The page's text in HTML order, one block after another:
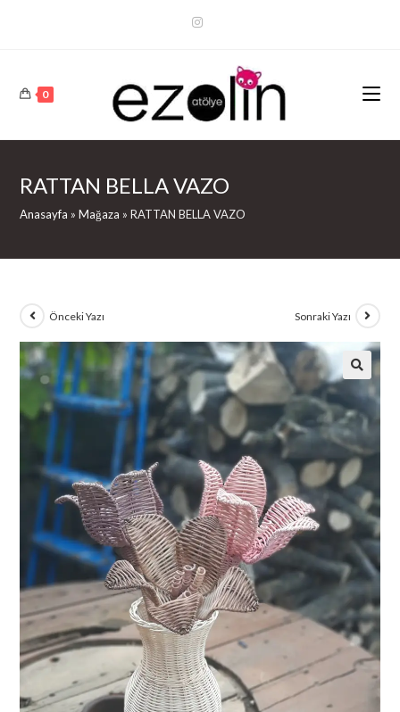
0
RATTAN BELLA VAZO
Anasayfa »Mağaza »RATTAN BELLA VAZO
Önceki Yazı Sonraki Yazı